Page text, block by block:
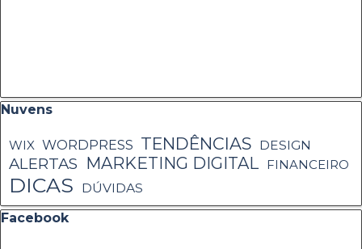
Pular bloco Nuvens
Nuvens
WIX WORDPRESS TENDÊNCIAS DESIGN
ALERTAS MARKETING DIGITAL FINANCEIRO
DICAS
DÚVIDAS
Pular bloco Facebook
Facebook